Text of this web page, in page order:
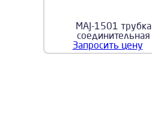
MAJ-1501 трубка
соединительная
Запросить цену